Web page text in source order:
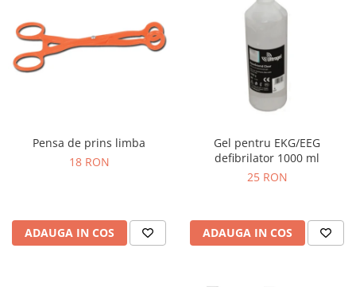
Pensa de prins limba
18 RON
ADAUGA IN COS
Gel pentru EKG/EEG
defibrilator 1000 ml
25 RON
ADAUGA IN COS